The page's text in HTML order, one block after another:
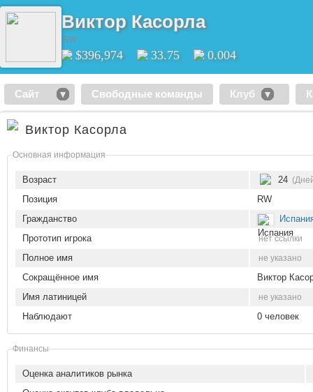
Виктор Касорла
RW
$396,974 33.75 0.004
Сайт Свободные команды Клуб
Виктор Касорла
Основная информация
Возраст 24
Позиция
RW
Гражданство
Прототип игрока
нет ссылки
Полное имя не указано
Сокращённое имя
Виктор
Имя латиницей
не указано
Наблюдают 0 человек
Финансы
Оценка аналитиков рынка